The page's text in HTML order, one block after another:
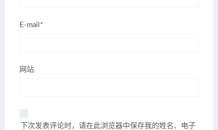
E-mail*
网站
下次发表评论时，请在此浏览器中保存我的姓名、电子